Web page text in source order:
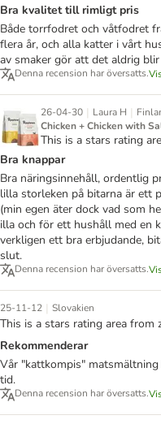
Bra kvalitet till rimligt pris
Både torrfodret och våtfodret
flera år, och alla katter i vårt
av smaker gör att det aldrig
Denna recension har översatts.
26-04-30 | Laura H |
Chicken + Chicken with
This is a stars rating
Bra knappar
Bra näringsinnehåll, ordentlig
lilla storleken på bitarna är ett
(min egen äter dock vad som
illa och för ett hushåll med en
verkligen ett bra erbjudande,
slut.
Denna recension har översatts.
25-11-12 | Slovakien
This is a stars rating area from
Rekommenderar
Vår "kattkompis"
tid.
Denna recension har översatts.